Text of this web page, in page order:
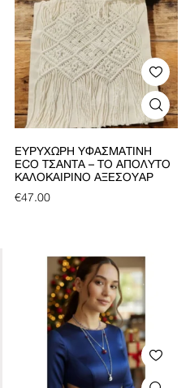
ΕΥΡΎΧΩΡΗ ΥΦΑΣΜΆΤΙΝΗ
ECO ΤΣΆΝΤΑ – ΤΟ ΑΠΌΛΥΤΟ
ΚΑΛΟΚΑΙΡΙΝΌ ΑΞΕΣΟΥΆΡ
€47.00